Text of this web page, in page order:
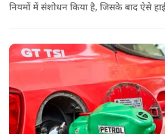
नियमों में संशोधन किया है, जिसके बाद ऐसे